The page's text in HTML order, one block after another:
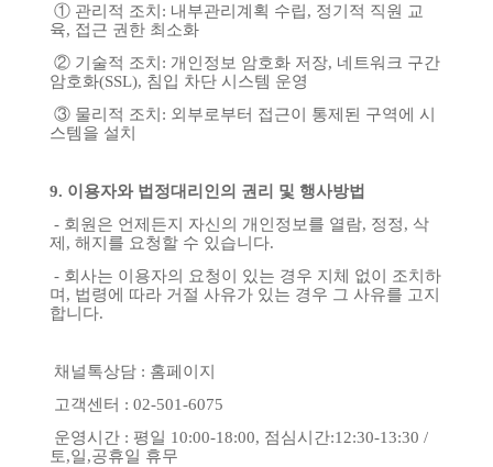
① 관리적 조치 : 내부관리계획 수립, 정기적 직원 교
육, 접근 권한 최소화
② 기술적 조치 : 개인정보 암호화 저장, 네트워크 구간
암호화(SSL), 침입 차단 시스템 운영
③ 물리적 조치 : 외부로부터 접근이 통제된 구역에
시
스템을 설치
9. 이용자와 법정대리인의 권리 및 행사방법
- 회원은 언제든지 자신의 개인정보를 열람, 정정, 삭
제 , 해지를 요청할 수 있습니다.
- 회사는 이용자의 요청이 있는 경우 지체 없이
조치하
며 , 법령에 따라 거절 사유가 있는 경우 그 사유를 고지
합니다.
채널톡상담 : 홈페이지
고객센터 : 02-501-6075
운영시간 : 평일 10:00-18:00, 점심시간:12:30-13:30 /
토,일,공휴일 휴무